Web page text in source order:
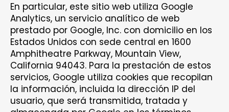
En particular, este sitio web utiliza Google
Analytics, un servicio analítico de web
prestado por Google, Inc. con domicilio en los
Estados Unidos con sede central en 1600
Amphitheatre Parkway, Mountain View,
California 94043. Para la prestación de estos
servicios, Google utiliza cookies que recopilan
la información, incluida la dirección IP del
usuario, que será transmitida, tratada y